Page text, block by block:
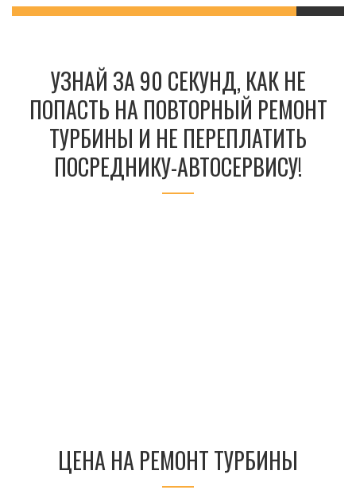
УЗНАЙ ЗА 90 СЕКУНД, КАК НЕ
ПОПАСТЬ НА ПОВТОРНЫЙ РЕМОНТ
ТУРБИНЫ И НЕ ПЕРЕПЛАТИТЬ
ПОСРЕДНИКУ-АВТОСЕРВИСУ!
ЦЕНА НА РЕМОНТ ТУРБИНЫ